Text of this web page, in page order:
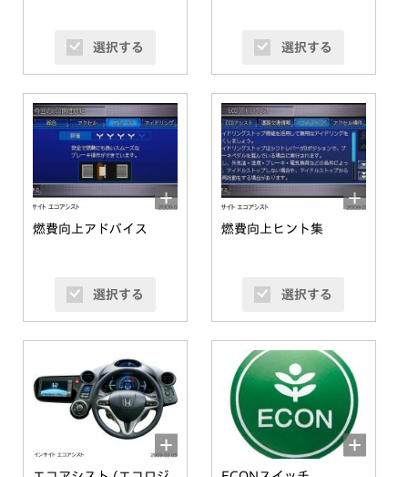
選択する 選択する
燃費向上アドバイス
選択する
燃費向上ヒント集
選択する